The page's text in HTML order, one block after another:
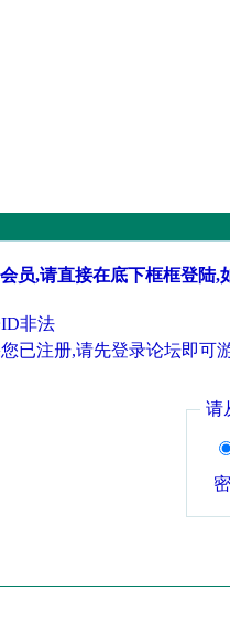
员,请直接在底下框框登陆,
非法
已注册,请先登录论坛即可
请